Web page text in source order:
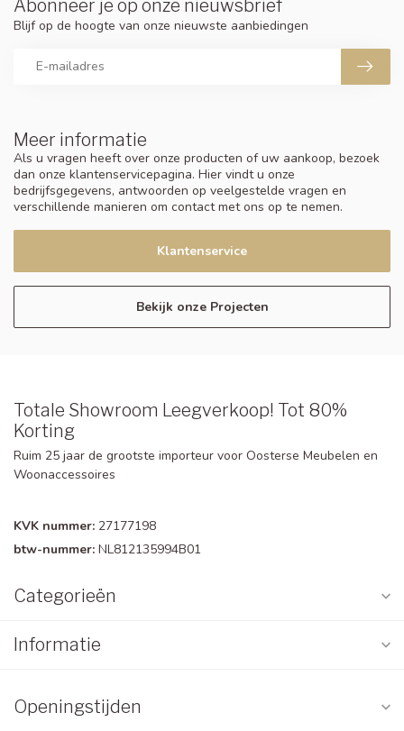
Meer informatie
Als u vragen heeft over onze producten of uw aankoop, bezoek
dan onze klantenservicepagina. Hier vindt u onze
bedrijfsgegevens, antwoorden op veelgestelde vragen en
verschillende manieren om contact met ons op te nemen.
Klantenservice
Bekijk onze Projecten
Abonneer je op onze nieuwsbrief
Blijf op de hoogte van onze nieuwste aanbiedingen
Totale Showroom Leegverkoop! Tot 80%
Korting
Ruim 25 jaar de grootste importeur voor Oosterse Meubelen en
Woonaccessoires
KVK nummer: 27177198
btw-nummer: NL812135994B01
Categorieën
Informatie
Openingstijden